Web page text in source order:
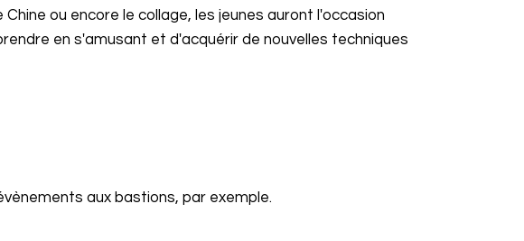
ou encore le collage, les jeunes auront l'occasion
en s'amusant et d'acquérir de nouvelles techniques
aux bastions, par exemple.